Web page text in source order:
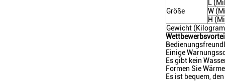
Größe
L
W
H
Gewicht
Einige
Es gibt kein
Formen Sie
Es ist bequem,